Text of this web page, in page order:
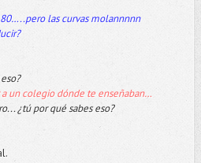
las curvas molannnnn
un colegio dónde te enseñaban…
¿tú por qué sabes eso?